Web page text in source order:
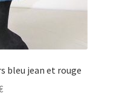
bleu jean et rouge